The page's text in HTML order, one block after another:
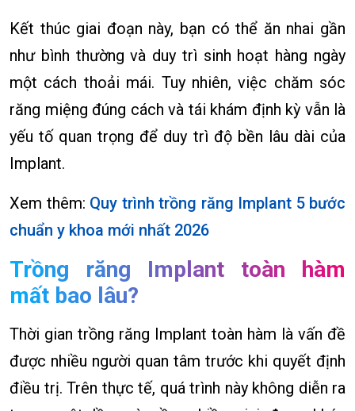
Kết thúc giai đoạn này, bạn có thể ăn nhai gần
như bình thường và duy trì sinh hoạt hàng ngày
một cách thoải mái. Tuy nhiên, việc chăm sóc
răng miệng đúng cách và tái khám định kỳ vẫn là
yếu tố quan trọng để duy trì độ bền lâu dài của
Implant.
Xem thêm: Quy trình trồng răng Implant 5 bước
chuẩn y khoa mới nhất 2026
Trồng răng Implant toàn hàm
mất bao lâu?
Thời gian trồng răng Implant toàn hàm là vấn đề
được nhiều người quan tâm trước khi quyết định
điều trị. Trên thực tế, quá trình này không diễn ra